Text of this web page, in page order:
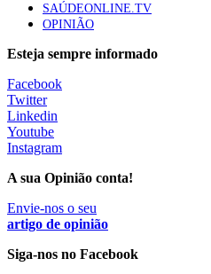
MAIS NOTÍCIAS
Quase 11.900 jovens recorreram
nutricionista no primeiro mês
7 Ago, 2026
ULS de Coimbra estreia cirurgia
apoio robótico em Portugal
7 Ago, 2026|0 Comments
SAÚDEONLINE.TV
OPINIÃO
Esteja sempre informado
Facebook
Twitter
Linkedin
Youtube
Instagram
A sua Opinião conta!
Envie-nos o seu
artigo de opinião
Siga-nos no Facebook